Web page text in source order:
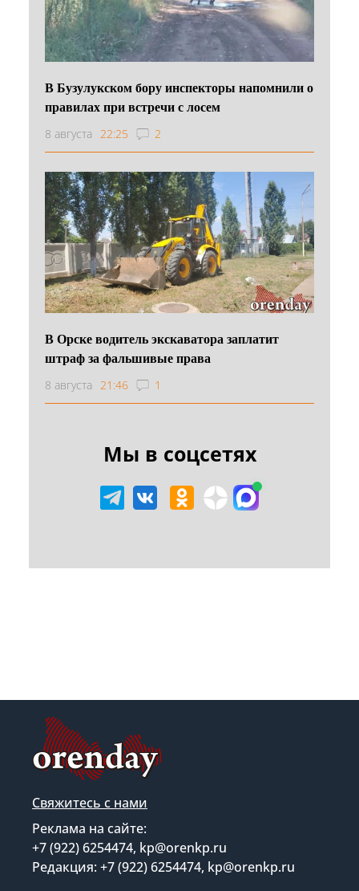
В Бузулукском бору инспекторы напомнили о
правилах при встречи с лосем
8 августа 22:25 2
В Орске водитель экскаватора заплатит
штраф за фальшивые права
8 августа 21:46 1
Мы в соцсетях
Свяжитесь с нами
Реклама на сайте:
+7 (922) 6254474, kp@orenkp.ru
Редакция: +7 (922) 6254474, kp@orenkp.ru